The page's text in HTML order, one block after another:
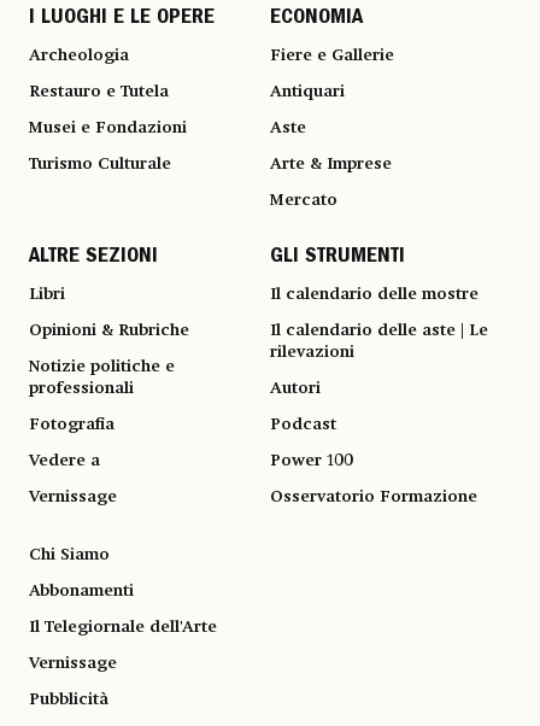
I LUOGHI E LE OPERE
Archeologia
Restauro e Tutela
Musei e Fondazioni
Turismo Culturale
ECONOMIA
Fiere e Gallerie
Antiquari
Aste
Arte & Imprese
Mercato
ALTRE SEZIONI
Libri
Opinioni & Rubriche
Notizie politiche e
professionali
Fotografia
Vedere a
Vernissage
GLI STRUMENTI
Il calendario delle mostre
Il calendario delle aste | Le
rilevazioni
Autori
Podcast
Power 100
Osservatorio Formazione
Chi Siamo
Abbonamenti
Il Telegiornale dell'Arte
Vernissage
Pubblicità